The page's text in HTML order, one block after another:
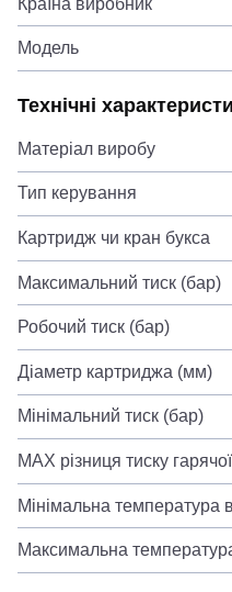
Модель
Технічні
Матеріал виробу
Тип керування
Картридж чи кран букса
Максимальний тиск (бар)
Робочий тиск (бар)
Діаметр картриджа (мм)
Мінімальний тиск (бар)
MAX різниця тиску
Мінімальна температура
Максимальна